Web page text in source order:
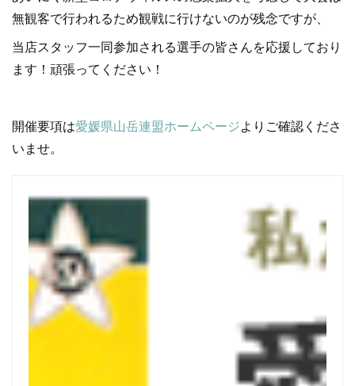
無観客で行われるため観戦に行けないのが残念ですが、
当店スタッフ一同参加される選手の皆さんを応援しており
ます！頑張ってください！
開催要項は愛媛県山岳連盟ホームページよりご確認くださ
いませ。